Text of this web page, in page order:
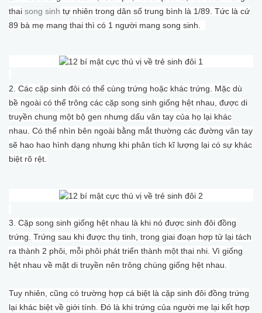
thai song sinh tự nhiên trong dân số trung bình là 1/89. Tức là cứ
89 bà mẹ mang thai thì có 1 người mang song sinh.
2. Các cặp sinh đôi có thể cùng trứng hoặc khác trứng. Mặc dù
bề ngoài có thể trông các cặp song sinh giống hệt nhau, được di
truyền chung một bộ gen nhưng dấu vân tay của họ lại khác
nhau. Có thể nhìn bên ngoài bằng mắt thường các đường vân tay
sẽ hao hao hình dạng nhưng khi phân tích kĩ lượng lại có sự khác
biệt rõ rệt.
3. Cặp song sinh giống hệt nhau là khi nó được sinh đôi đồng
trứng. Trứng sau khi được thụ tinh, trong giai đoạn hợp tử lại tách
ra thành 2 phôi, mỗi phôi phát triển thành một thai nhi. Vì giống
hệt nhau về mặt di truyền nên trông chúng giống hệt nhau.
Tuy nhiên, cũng có trường hợp cá biệt là cặp sinh đôi đồng trứng
lại khác biệt về giới tính. Đó là khi trứng của người mẹ lại kết hợp